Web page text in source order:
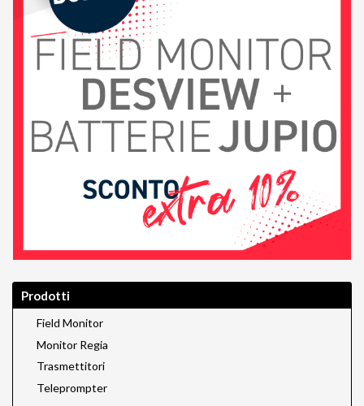
Prodotti
Field Monitor
Monitor Regia
Trasmettitori
Teleprompter